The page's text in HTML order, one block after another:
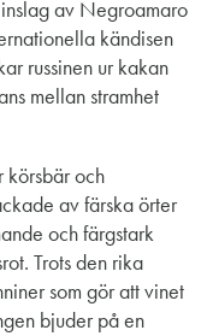
av Negroamaro
kändisen
russinen ur kakan
mellan stramhet
körsbär och
av färska örter
och färgstark
Trots den rika
som gör att vinet
bjuder på en